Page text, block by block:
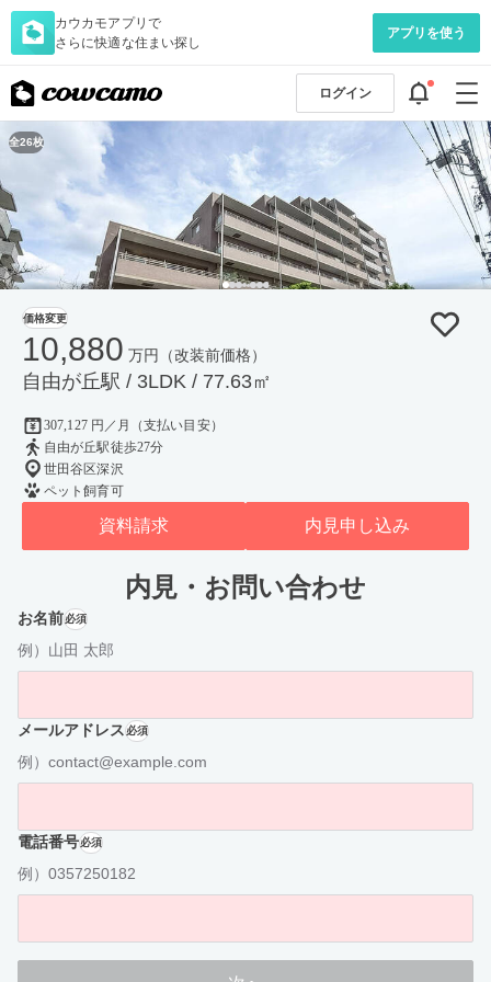
カウカモアプリで
さらに快適な住まい探し
アプリを使う
ログイン
全26枚
価格変更
10,880 万円 （改装前価格）
自由が丘駅 / 3LDK / 77.63㎡
307,127 円／月（支払い目安）
自由が丘駅徒歩27分
世田谷区深沢
ペット飼育可
資料請求 内見申し込み
内見・お問い合わせ
お名前必須
例）山田 太郎
メールアドレス必須
例）contact@example.com
電話番号必須
例）0357250182